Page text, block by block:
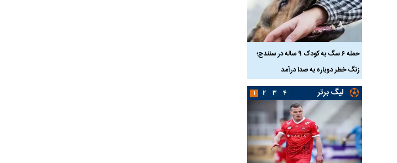
حمله ۶ سگ به کودک ۹ ساله در سنندج؛
زنگ خطر دوباره به صدا درآمد
لیگ برتر ۱ ۲ ۳ ۴